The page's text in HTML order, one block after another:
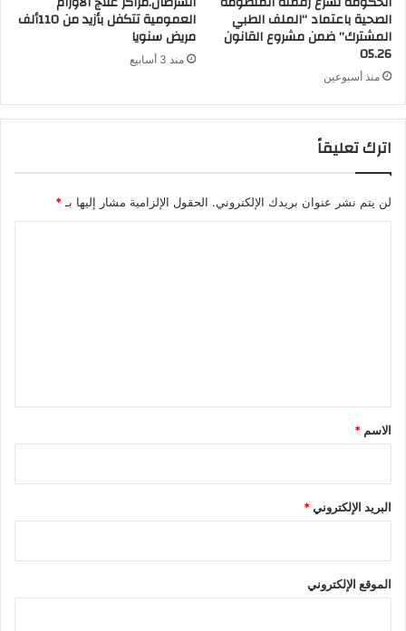
الصحية باعتماد “الملف الطبي
المشترك” ضمن مشروع القانون
05.26
منذ أسبوعين
العمومية تتكفل بأزيد من 110ألف
مريض سنويا
منذ 3 أسابيع
اترك تعليقاً
لن يتم نشر عنوان بريدك الإلكتروني. الحقول الإلزامية مشار إليها بـ *
*
الاسم *
البريد الإلكتروني*
الموقع الإلكتروني